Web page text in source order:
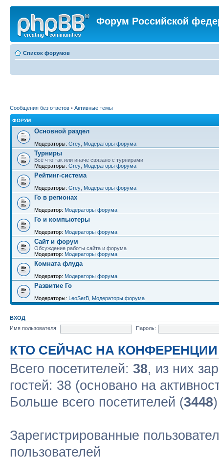
Форум Российской
Список форумов
Сообщения без ответов • Активные темы
ФОРУМ
Основной раздел
Модераторы: Grey Модераторы форума
Турниры
Всё что так или иначе связано с турнирами
Модераторы: Grey Модераторы форума
Рейтинг-система
Модераторы: Grey Модераторы форума
Го в регионах
Модератор: Модераторы форума
Го и компьютеры
Модератор: Модераторы форума
Сайт и форум
Обсуждение работы сайта и форума
Модератор: Модераторы форума
Комната флуда
Модератор: Модераторы форума
Развитие Го
Модераторы: LeoSerB Модераторы форума
ВХОД
Имя пользователя:
Пароль:
КТО СЕЙЧАС НА КОНФЕРЕНЦИИ
Всего посетителей: 38, из них
гостей: 38 (основано на
Больше всего посетителей (3448
Зарегистрированные
пользователей